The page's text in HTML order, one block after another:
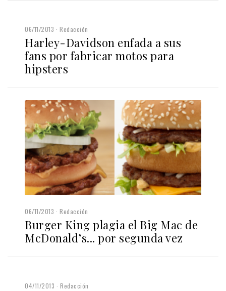
06/11/2013 Redacción
Harley-Davidson enfada a sus
fans por fabricar motos para
hipsters
06/11/2013 Redacción
Burger King plagia el Big Mac de
McDonald’s... por segunda vez
04/11/2013 Redacción